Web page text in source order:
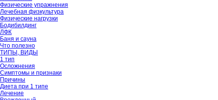
Физические упражнения
Лечебная физкультура
Физические нагрузки
Бодибилдинг
ЛФК
Баня и сауна
Что полезно
ТИПЫ, ВИДЫ
1 тип
Осложнения
Симптомы и признаки
Причины
Диета при 1 типе
Лечение